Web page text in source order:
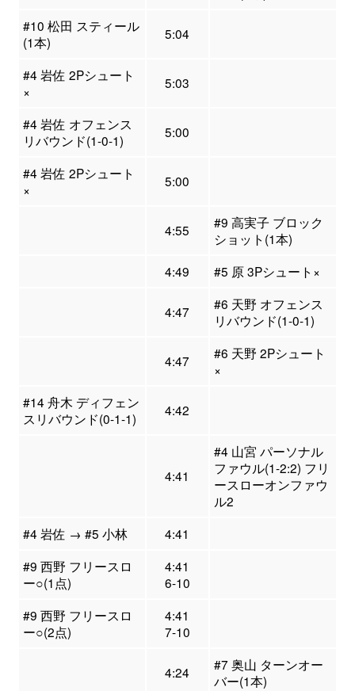
#10 松田 スティール
(1本)
5:04
#4 岩佐 2Pシュート
×
5:03
#4 岩佐 オフェンス
リバウンド(1-0-1)
5:00
#4 岩佐 2Pシュート
×
5:00
4:55
#9 高実子 ブロック
ショット(1本)
4:49
#5 原 3Pシュート×
4:47
#6 天野 オフェンス
リバウンド(1-0-1)
4:47
#6 天野 2Pシュート
×
#14 舟木 ディフェン
スリバウンド(0-1-1)
4:42
4:41
#4 山宮 パーソナル
ファウル(1-2:2) フリ
ースローオンファウ
ル2
#4 岩佐 → #5 小林
4:41
#9 西野 フリースロ
ー○(1点)
4:41
6-10
#9 西野 フリースロ
ー○(2点)
4:41
7-10
4:24
#7 奥山 ターンオー
バー(1本)